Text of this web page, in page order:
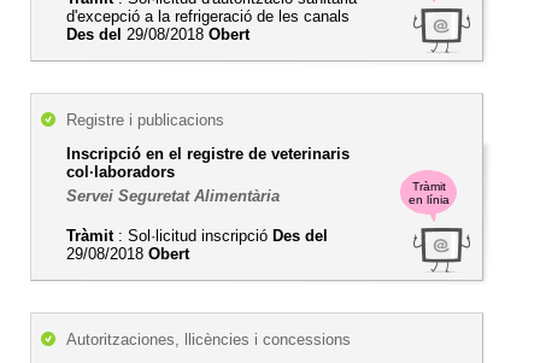
d'excepció a la refrigeració de les canals
Des del 29/08/2018 Obert
Tràmit
en línia
Registre i publicacions
Inscripció en el registre de veterinaris
col·laboradors
Servei Seguretat Alimentària
Tràmit: Sol·licitud inscripció Des del
29/08/2018 Obert
Autoritzaciones, llicències i concessions